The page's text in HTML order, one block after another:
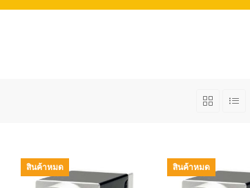
สินค้าหมด สินค้าหมด